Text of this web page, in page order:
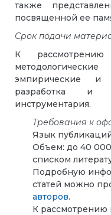
также
посвященной ее
Срок подачи
К рассмотрению
эмпирические и
разработка и
инструментария.
Требования к
Язык
Объем: до 40
списком
Подробную
статей можно
авторов.
К рассмотрению